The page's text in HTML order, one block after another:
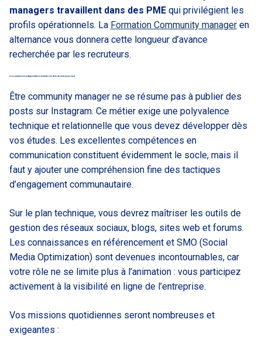
managers travaillent dans des PME qui privilégient les
profils opérationnels. La Formation Community manager en
alternance vous donnera cette longueur d’avance
recherchée par les recruteurs.
Les compétences indispensables à maîtriser (au-delà des réseaux sociaux)
Être community manager ne se résume pas à publier des
posts sur Instagram. Ce métier exige une polyvalence
technique et relationnelle que vous devez développer dès
vos études. Les excellentes compétences en
communication constituent évidemment le socle, mais il
faut y ajouter une compréhension fine des tactiques
d’engagement communautaire.
Sur le plan technique, vous devrez maîtriser les outils de
gestion des réseaux sociaux, blogs, sites web et forums.
Les connaissances en référencement et SMO (Social
Media Optimization) sont devenues incontournables, car
votre rôle ne se limite plus à l’animation : vous participez
activement à la visibilité en ligne de l’entreprise.
Vos missions quotidiennes seront nombreuses et
exigeantes :